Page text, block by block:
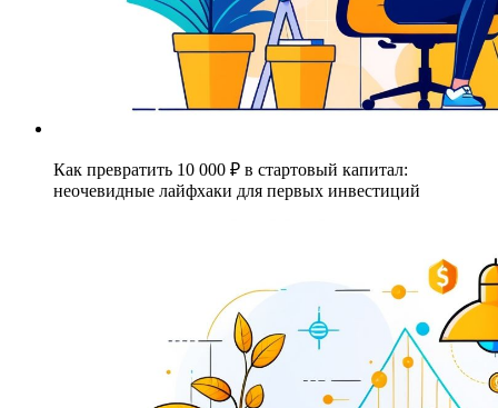
Как превратить 10 000 ₽ в стартовый капитал:
неочевидные лайфхаки для первых инвестиций